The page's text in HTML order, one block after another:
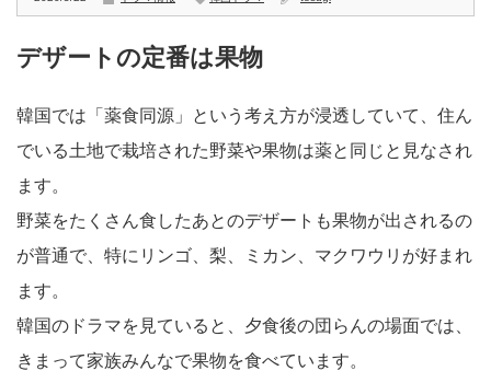
デザートの定番は果物
韓国では「薬食同源」という考え方が浸透していて、住ん
でいる土地で栽培された野菜や果物は薬と同じと見なされ
ます。
野菜をたくさん食したあとのデザートも果物が出されるの
が普通で、特にリンゴ、梨、ミカン、マクワウリが好まれ
ます。
韓国のドラマを見ていると、夕食後の団らんの場面では、
きまって家族みんなで果物を食べています。